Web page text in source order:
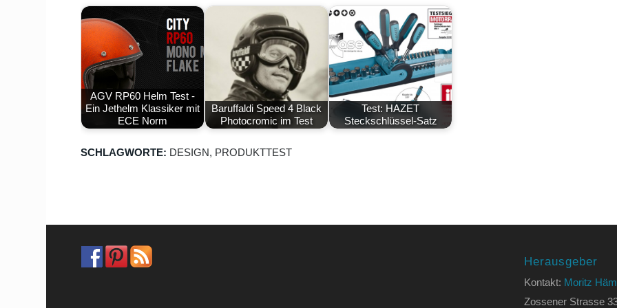
AGV RP60 Helm Test -
Ein Jethelm Klassiker mit
ECE Norm
Baruffaldi Speed 4 Black
Photocromic im Test
Test: HAZET
Steckschlüssel-Satz
SCHLAGWORTE: DESIGN, PRODUKTTEST
Herausgeber
Kontakt: Moritz
Zossener Strasse